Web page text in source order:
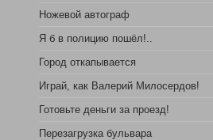
Ножевой автограф
Я б в полицию пошёл!..
Город откапывается
Играй, как Валерий Милосердов!
Готовьте деньги за проезд!
Перезагрузка бульвара